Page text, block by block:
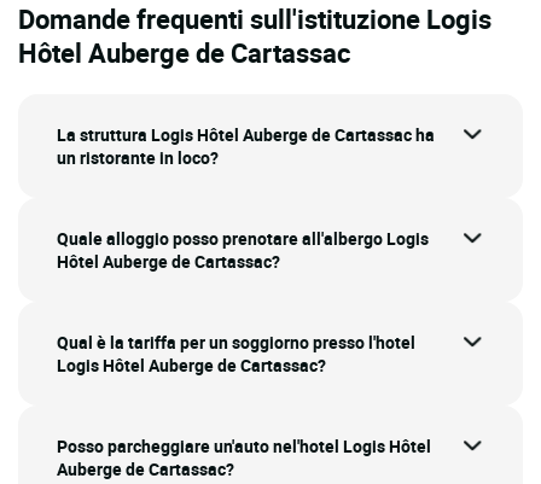
Domande frequenti sull'istituzione Logis
Hôtel Auberge de Cartassac
La struttura Logis Hôtel Auberge de Cartassac ha
un ristorante in loco?
Quale alloggio posso prenotare all'albergo Logis
Hôtel Auberge de Cartassac?
Qual è la tariffa per un soggiorno presso l'hotel
Logis Hôtel Auberge de Cartassac?
Posso parcheggiare un'auto nel'hotel Logis Hôtel
Auberge de Cartassac?